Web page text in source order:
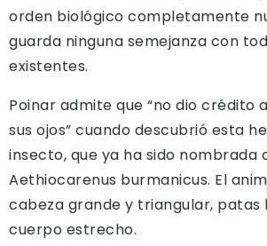
orden biológico completamente
guarda ninguna semejanza con
existentes.
Poinar admite que “no dio crédito
sus ojos” cuando descubrió esta
insecto, que ya ha sido nombrada
Aethiocarenus burmanicus. El
cabeza grande y triangular, patas
cuerpo estrecho.